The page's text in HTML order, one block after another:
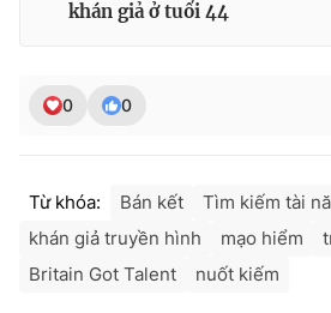
Ðiện thoại Thời báo VTV:024.66 897
khán giả ở tuổi 44
0 0
Từ khóa: Bán kết
Tìm kiếm tài
khán giả truyền hình
mạo hiểm
Britain Got Talent
nuốt kiếm